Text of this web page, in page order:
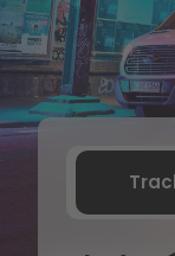
Vyberte